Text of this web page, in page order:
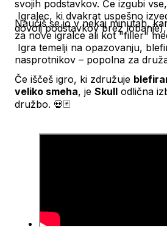
svojih podstavkov. Če izgubi
Igralec, ki dvakrat uspešno
dovolj podstavkov brez
Naučiš se jo v nekaj minutah,
za nove igralce ali kot "filler"
Igra temelji na opazovanju,
nasprotnikov – popolna za
Če iščeš igro, ki združuje
veliko smeha, je Skull odlična
družbo. 💀🃏